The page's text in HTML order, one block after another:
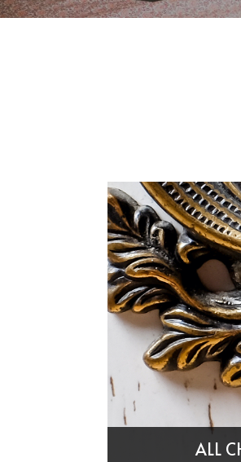
Château de la
Château de La Fare
Château de la
Château de La Ruche
Château de La Vigne
Château De Lalande
Château de Lassalle
Château de Lalacelle
ALL